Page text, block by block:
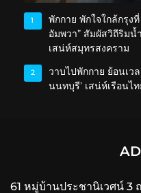
1
พักกาย พักใจใกล้กรุง
อัมพวา” สัมผัสวิถีริม
เสน่ห์สมุทรสงคราม
2
วาบไปพักกาย ย้อนเว
นนทบุรี’ เสน่ห์เรือนไ
61 หมู่บ้านประชานิเวศน์ 3